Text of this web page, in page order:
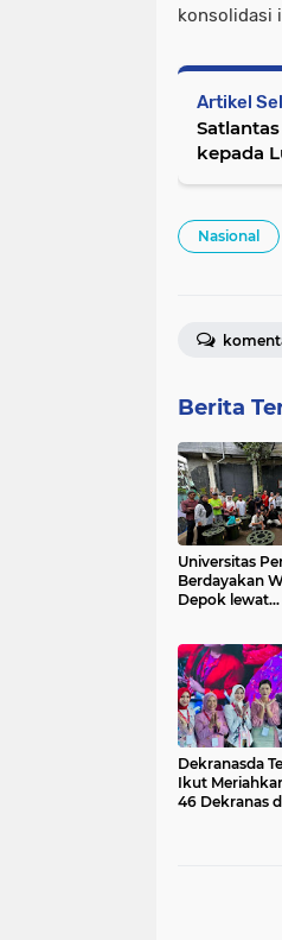
konsolidasi
Artikel
kepada
Nasional
Berita
Universitas
Berdayakan
Depok lewat
Dekranasda
Ikut
46 Dekranas